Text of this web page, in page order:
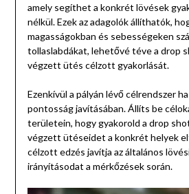
amely segíthet a konkrét lövések
nélkül. Ezek az adagolók állíthatók,
magasságokban és sebességeken
tollaslabdákat, lehetővé téve a drop
végzett ütés célzott gyakorlását.
Ezenkívül a pályán lévő célrendszer
pontosság javításában. Állíts be
területein, hogy gyakorold a drop
végzett ütéseidet a konkrét helyek
célzott edzés javítja az általános
irányításodat a mérkőzések során.